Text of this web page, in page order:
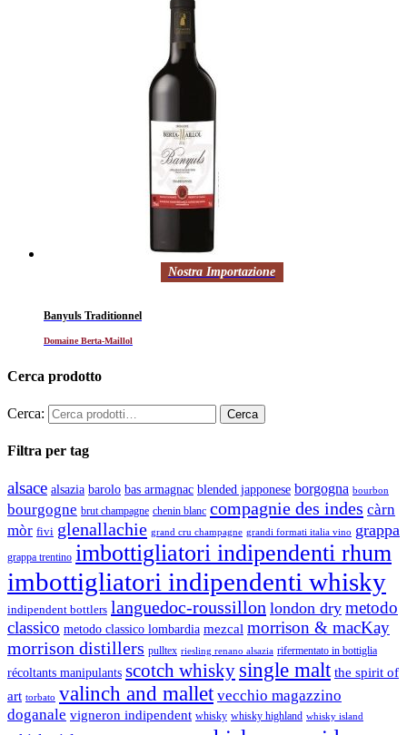
Nostra Importazione
Banyuls Traditionnel
Domaine Berta-Maillol
Cerca prodotto
Cerca:
Filtra per tag
alsace alsazia barolo bas armagnac blended japponese borgogna bourbon
bourgogne brut champagne chenin blanc compagnie des indes càrn
mòr fivi glenallachie grand cru champagne grandi formati italia vino grappa
grappa trentino imbottigliatori indipendenti rhum
imbottigliatori indipendenti whisky
indipendent bottlers languedoc-roussillon london dry metodo
classico metodo classico lombardia mezcal morrison & macKay
morrison distillers pulltex riesling renano alsazia rifermentato in bottiglia
récoltants manipulants scotch whisky single malt the spirit of
art torbato valinch and mallet vecchio magazzino
doganale vigneron indipendent whisky whisky highland whisky island